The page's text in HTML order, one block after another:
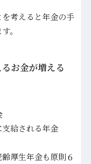
考えると年金の手
。
お金が増える
給される年金
厚生年金も原則６